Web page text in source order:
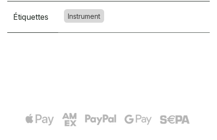
Étiquettes Instrument